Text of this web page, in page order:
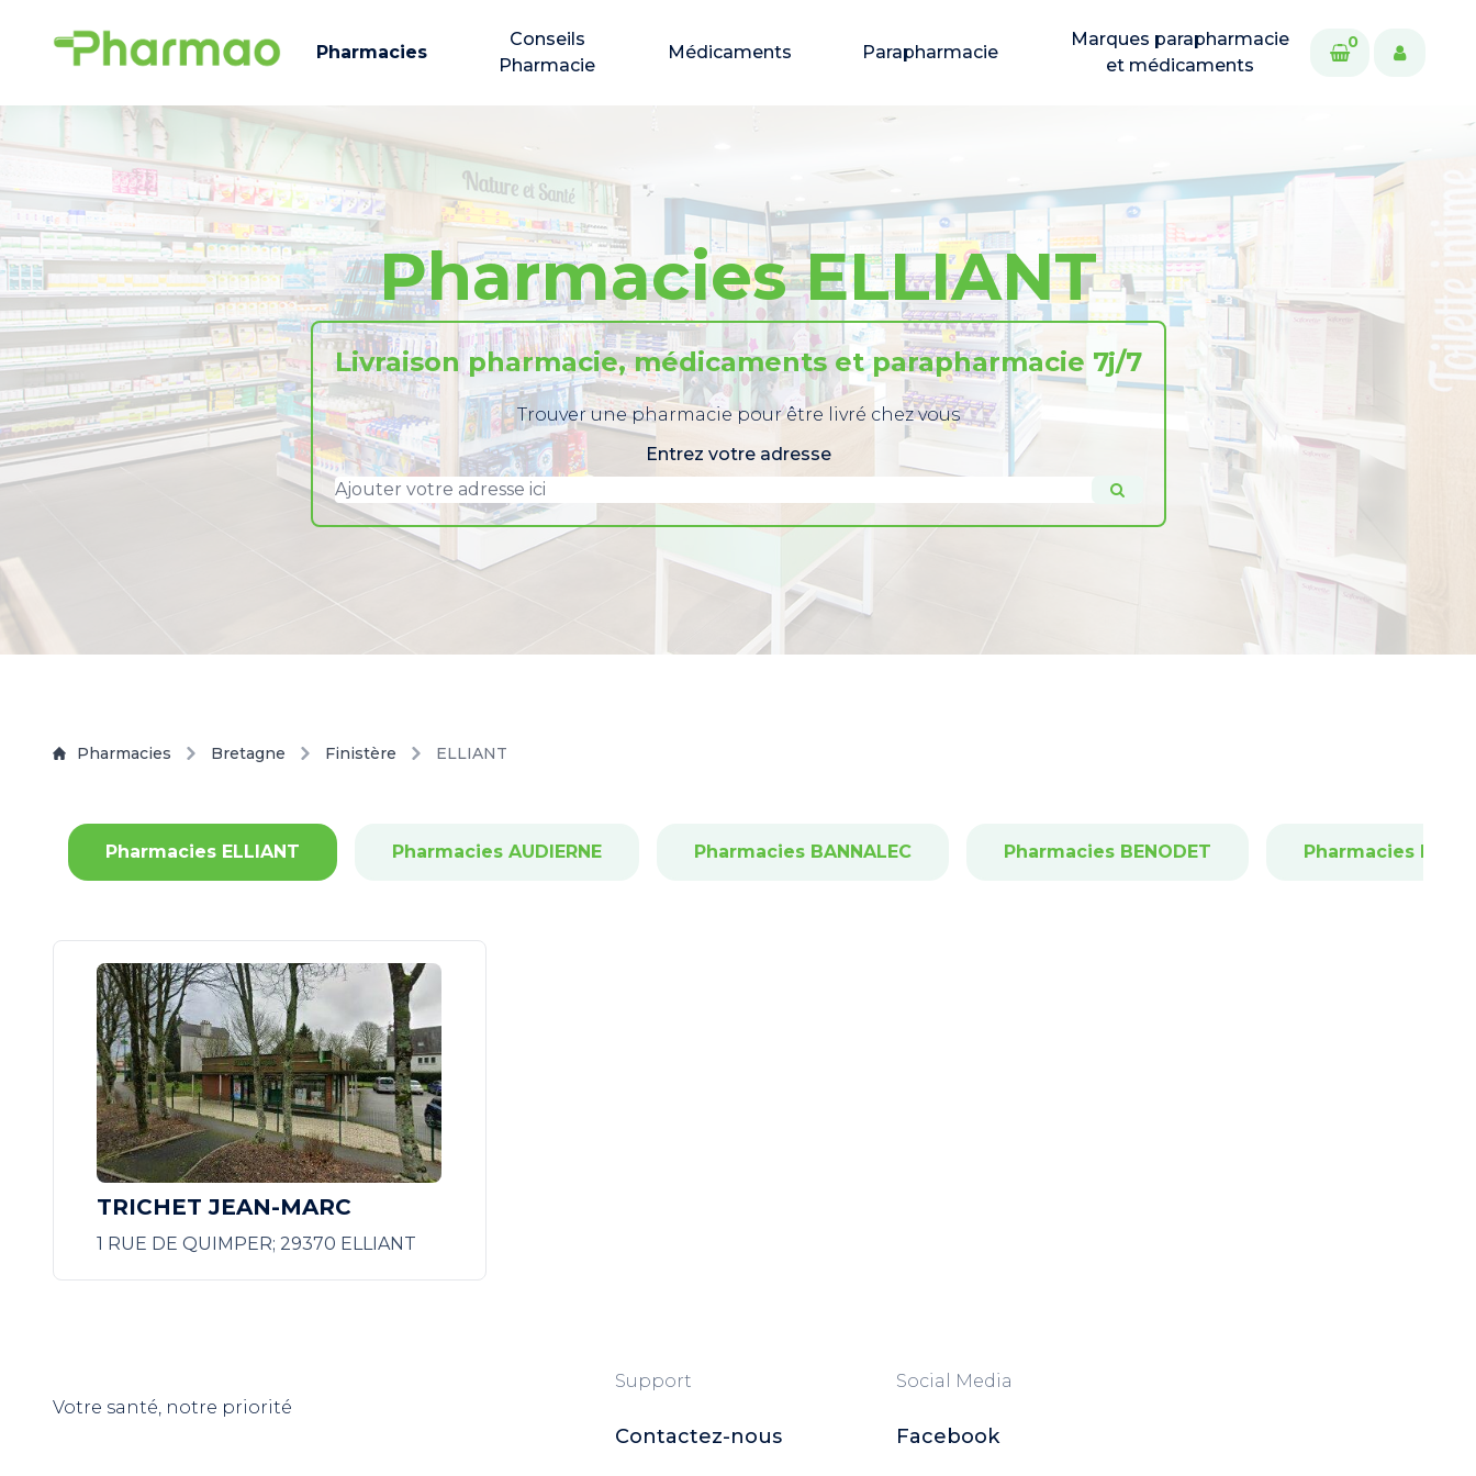
Pharmacies
Conseils
Pharmacie
Médicaments Parapharmacie
Marques parapharmacie
et médicaments
0
Pharmacies ELLIANT
Livraison pharmacie, médicaments et parapharmacie 7j/7
Trouver une pharmacie pour être livré chez vous
Entrez votre adresse
Pharmacies Bretagne Finistère ELLIANT
Pharmacies ELLIANT Pharmacies AUDIERNE Pharmacies BANNALEC Pharmacies BENODET Pharmacies
TRICHET JEAN-MARC
1 RUE DE QUIMPER; 29370 ELLIANT
Votre santé, notre priorité
Support
Contactez-nous
Social Media
Facebook